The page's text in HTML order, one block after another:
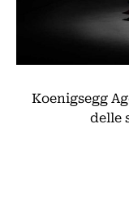
Koenigsegg
delle